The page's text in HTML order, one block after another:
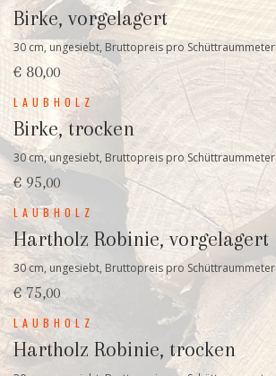
Birke, vorgelagert
30 cm, ungesiebt, Bruttopreis pro Schüttraummeter
€ 80,00
LAUBHOLZ
Birke, trocken
30 cm, ungesiebt, Bruttopreis pro Schüttraummeter
€ 95,00
LAUBHOLZ
Hartholz Robinie, vorgelagert
30 cm, ungesiebt, Bruttopreis pro Schüttraummeter
€ 75,00
LAUBHOLZ
Hartholz Robinie, trocken